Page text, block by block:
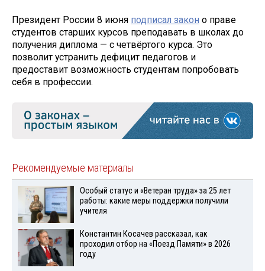
Президент России 8 июня подписал закон о праве
студентов старших курсов преподавать в школах до
получения диплома — с четвёртого курса. Это
позволит устранить дефицит педагогов и
предоставит возможность студентам попробовать
себя в профессии.
Рекомендуемые материалы
Особый статус и «Ветеран труда» за 25 лет
работы: какие меры поддержки получили
учителя
Константин Косачев рассказал, как
проходил отбор на «Поезд Памяти» в 2026
году